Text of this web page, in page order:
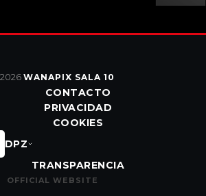
WANAPIX SALA 10
CONTACTO
PRIVACIDAD
COOKIES
DPZ
TRANSPARENCIA
OFFICIAL WEBSITE